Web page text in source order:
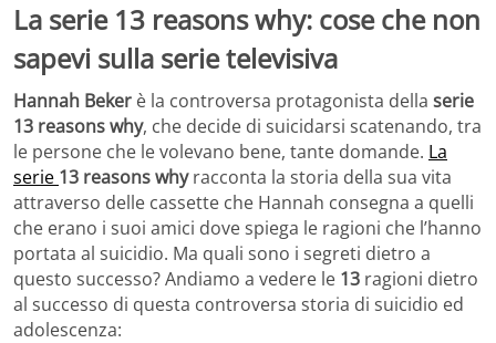
La serie 13 reasons why: cose che non
sapevi sulla serie televisiva
Hannah Beker è la controversa protagonista della serie
13 reasons why, che decide di suicidarsi scatenando, tra
le persone che le volevano bene, tante domande. La
serie 13 reasons whyracconta la storia della sua vita
attraverso delle cassette che Hannah consegna a quelli
che erano i suoi amici dove spiega le ragioni che l’hanno
portata al suicidio. Ma quali sono i segreti dietro a
questo successo? Andiamo a vedere le 13 ragioni dietro
al successo di questa controversa storia di suicidio ed
adolescenza: